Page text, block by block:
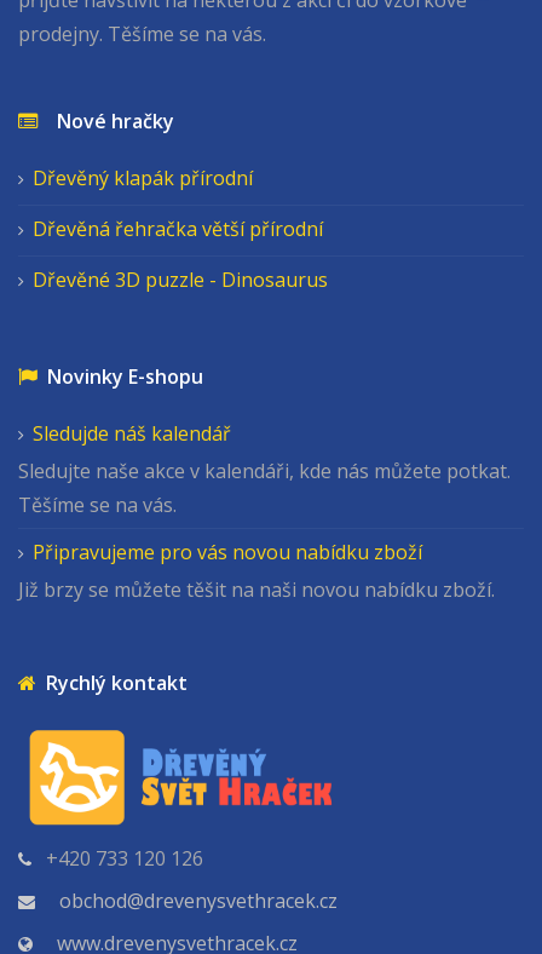
prodejny. Těšíme se na vás.
Nové hračky
Dřevěný klapák přírodní
Dřevěná řehračka větší přírodní
Dřevěné 3D puzzle - Dinosaurus
Novinky E-shopu
Sledujde náš kalendář
Sledujte naše akce v kalendáři, kde nás můžete potkat.
Těšíme se na vás.
Připravujeme pro vás novou nabídku zboží
Již brzy se můžete těšit na naši novou nabídku zboží.
Rychlý kontakt
+420 733 120 126
obchod@drevenysvethracek.cz
www.drevenysvethracek.cz